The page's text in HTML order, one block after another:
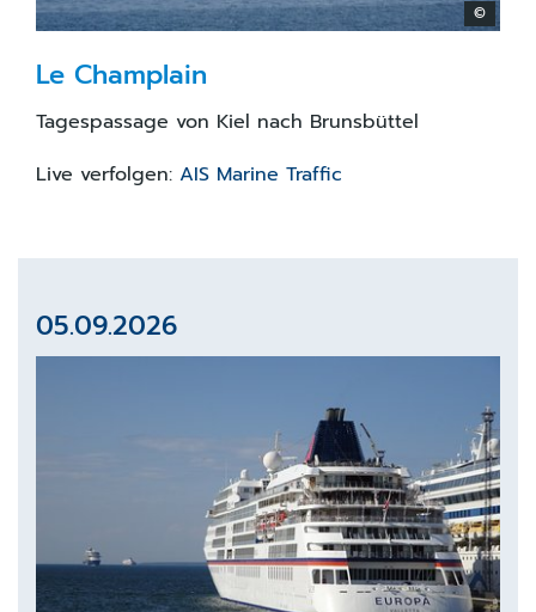
©
Le Champlain
Tagespassage von Kiel nach Brunsbüttel
Live verfolgen: AIS Marine Traffic
05.09.2026